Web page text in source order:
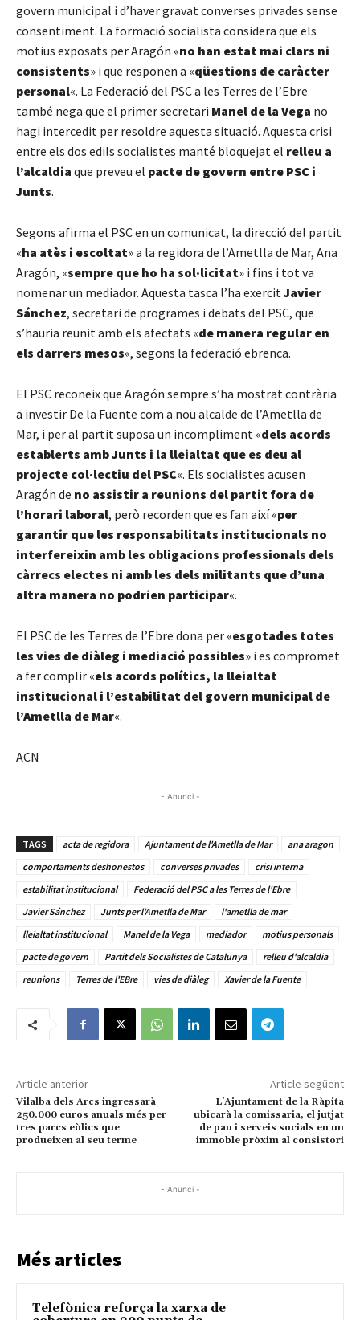
govern municipal i d’haver gravat converses privades sense
consentiment. La formació socialista considera que els
motius exposats per Aragón «no han estat mai clars ni
consistents» i que responen a «qüestions de caràcter
personal«. La Federació del PSC a les Terres de l’Ebre
també nega que el primer secretari Manel de la Vega no
hagi intercedit per resoldre aquesta situació. Aquesta crisi
entre els dos edils socialistes manté bloquejat el relleu a
l’alcaldia que preveu el pacte de govern entre PSC i
Junts.
Segons afirma el PSC en un comunicat, la direcció del partit
«ha atès i escoltat» a la regidora de l’Ametlla de Mar, Ana
Aragón, «sempre que ho ha sol·licitat» i fins i tot va
nomenar un mediador. Aquesta tasca l’ha exercitJavier
Sánchez, secretari de programes i debats del PSC, que
s’hauria reunit amb els afectats «de manera regular en
els darrers mesos«, segons la federació ebrenca.
El PSC reconeix que Aragón sempre s’ha mostrat contrària
a investir De la Fuente com a nou alcalde de l’Ametlla de
Mar, i per al partit suposa un incompliment «dels acords
establerts amb Junts i la lleialtat que es deu al
projecte col·lectiu del PSC«. Els socialistes acusen
Aragón de no assistir a reunions del partit fora de
l’horari laboral, però recorden que es fan així «per
garantir que les responsabilitats institucionals no
interfereixin amb les obligacions professionals dels
càrrecs electes ni amb les dels militants que d’una
altra manera no podrien participar«.
El PSC de les Terres de l’Ebre dona per «esgotades totes
les vies de diàleg i mediació possibles» i es compromet
a fer complir «els acords polítics, la lleialtat
institucional i l’estabilitat del govern municipal de
l’Ametlla de Mar«.
ACN
- Anunci -
TAGS acta de regidora Ajuntament de l'Ametlla de Mar
ana aragon
comportaments deshonestos
converses privades
crisi interna
estabilitat institucional
Federació del PSC a les Terres de l'Ebre
Javier Sánchez
Junts per l'Ametlla de Mar
l'ametlla de mar
lleialtat institucional
Manel de la Vega mediador
motius personals
pacte de govern
Partit dels Socialistes de Catalunya
relleu d'alcaldia
reunions
Terres de l'EBre vies de diàleg Xavier de la Fuente
Article anterior
Vilalba dels Arcs ingressarà
250.000 euros anuals més per
tres parcs eòlics que
produeixen al seu terme
Article següent
L’Ajuntament de la Ràpita
ubicarà la comissaria, el jutjat
de pau i serveis socials en un
immoble pròxim al consistori
- Anunci -
Més articles
Telefònica reforça la xarxa de